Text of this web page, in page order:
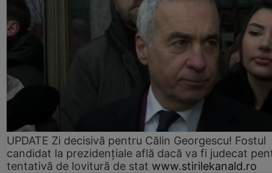
UPDATE Zi decisivă pentru Călin Georgescu! Fostul
candidat la prezidențiale află dacă va fi judecat
tentativă de lovitură de stat www.stirilekanald.ro